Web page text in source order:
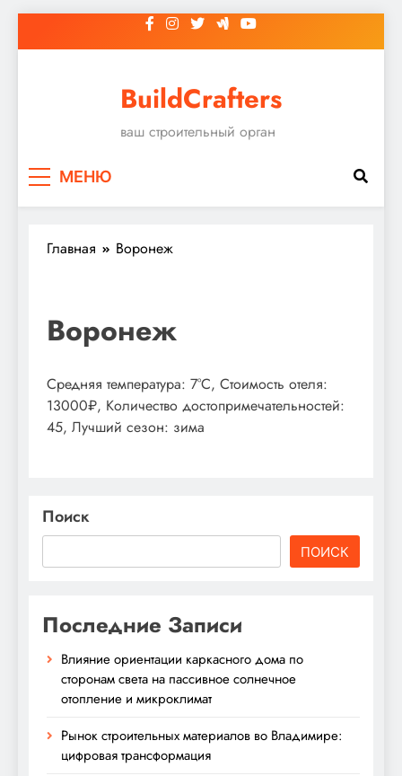
к
BuildCrafters
ваш строительный орган
МЕНЮ
Главная Воронеж
Воронеж
Средняя температура: 7°C, Стоимость отеля:
13000₽, Количество достопримечательностей:
45, Лучший сезон: зима
Поиск
ПОИСК
Последние Записи
Влияние ориентации каркасного дома по
сторонам света на пассивное солнечное
отопление и микроклимат
Рынок строительных материалов во Владимире:
цифровая трансформация